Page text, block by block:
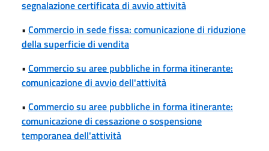
segnalazione certificata di avvio attività
• Commercio in sede fissa: comunicazione di riduzione
della superficie di vendita
• Commercio su aree pubbliche in forma itinerante:
comunicazione di avvio dell'attività
• Commercio su aree pubbliche in forma itinerante:
comunicazione di cessazione o sospensione
temporanea dell'attività